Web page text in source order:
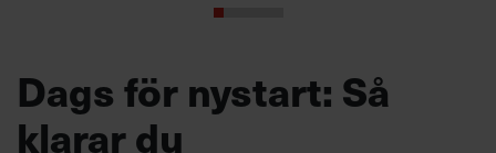
Dags för nystart: Så
klarar du